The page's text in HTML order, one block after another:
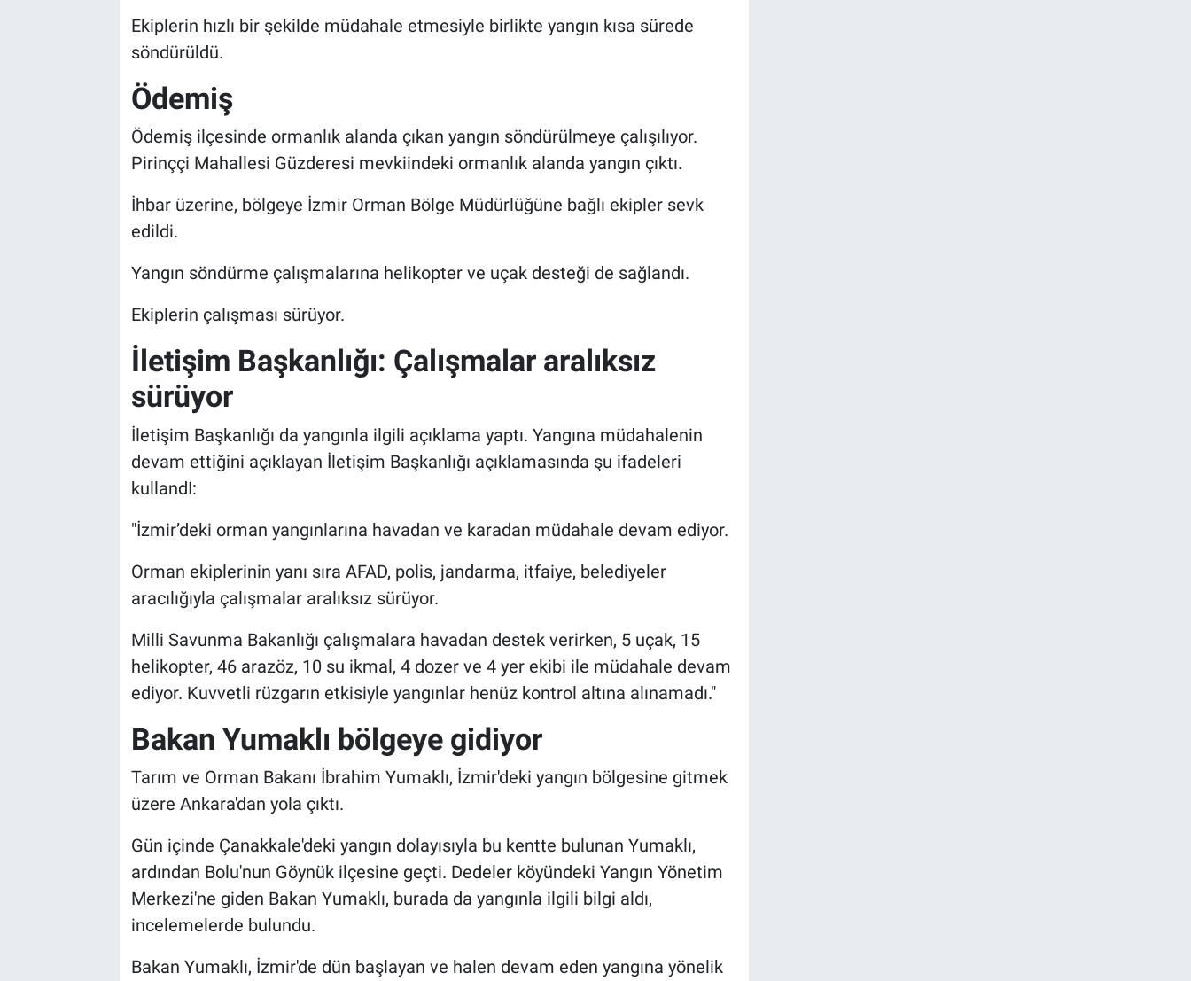
Ekiplerin hızlı bir şekilde müdahale etmesiyle birlikte yangın kısa sürede
söndürüldü.
Ödemiş
Ödemiş ilçesinde ormanlık alanda çıkan yangın söndürülmeye çalışılıyor.
Pirinççi Mahallesi Güzderesi mevkiindeki ormanlık alanda yangın çıktı.
İhbar üzerine, bölgeye İzmir Orman Bölge Müdürlüğüne bağlı ekipler sevk
edildi.
Yangın söndürme çalışmalarına helikopter ve uçak desteği de sağlandı.
Ekiplerin çalışması sürüyor.
İletişim Başkanlığı: Çalışmalar aralıksız
sürüyor
İletişim Başkanlığı da yangınla ilgili açıklama yaptı. Yangına müdahalenin
devam ettiğini açıklayan İletişim Başkanlığı açıklamasında şu ifadeleri
kullandI:
"İzmir’deki orman yangınlarına havadan ve karadan müdahale devam ediyor.
Orman ekiplerinin yanı sıra AFAD, polis, jandarma, itfaiye, belediyeler
aracılığıyla çalışmalar aralıksız sürüyor.
Milli Savunma Bakanlığı çalışmalara havadan destek verirken, 5 uçak, 15
helikopter, 46 arazöz, 10 su ikmal, 4 dozer ve 4 yer ekibi ile müdahale devam
ediyor. Kuvvetli rüzgarın etkisiyle yangınlar henüz kontrol altına alınamadı."
Bakan Yumaklı bölgeye gidiyor
Tarım ve Orman Bakanı İbrahim Yumaklı, İzmir'deki yangın bölgesine gitmek
üzere Ankara'dan yola çıktı.
Gün içinde Çanakkale'deki yangın dolayısıyla bu kentte bulunan Yumaklı,
ardından Bolu'nun Göynük ilçesine geçti. Dedeler köyündeki Yangın Yönetim
Merkezi'ne giden Bakan Yumaklı, burada da yangınla ilgili bilgi aldı,
incelemelerde bulundu.
Bakan Yumaklı, İzmir'de dün başlayan ve halen devam eden yangına yönelik